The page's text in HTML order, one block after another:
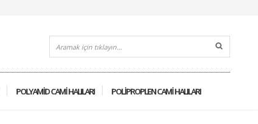
POLYAMID CAMI HALILARI POLIPROPLEN CAMI HALILARI